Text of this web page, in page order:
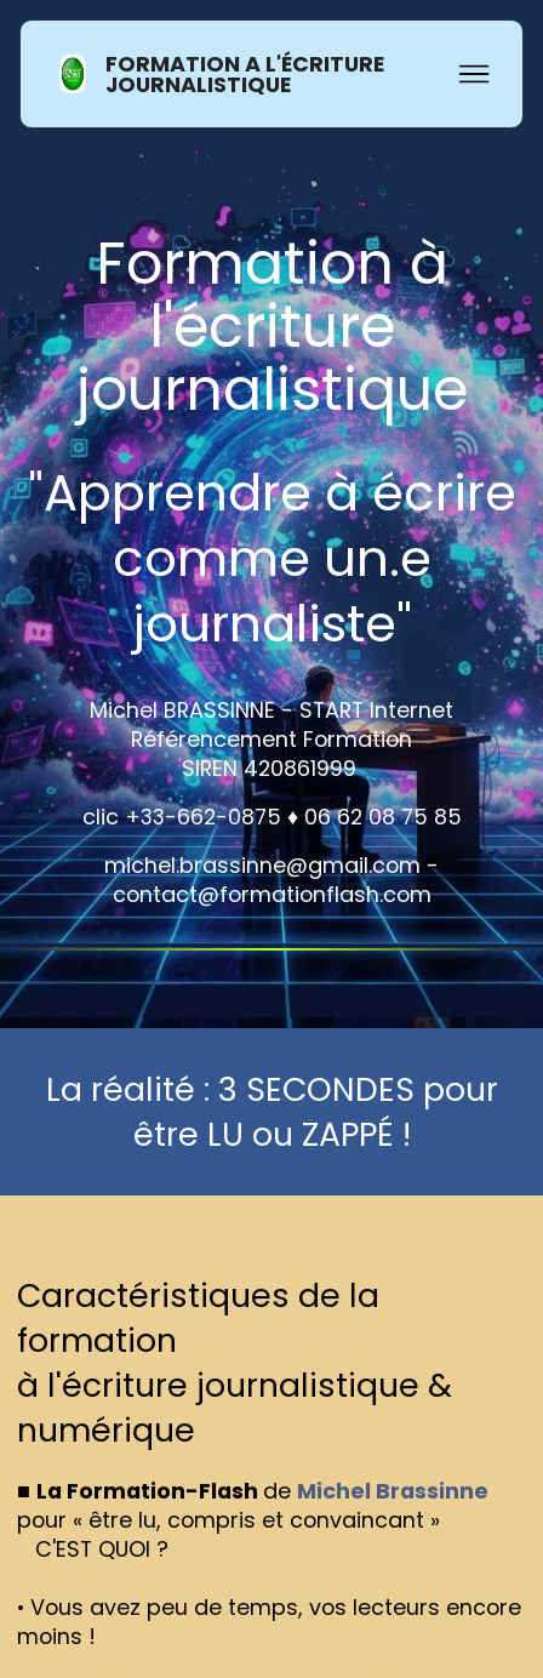
FORMATION A L'ÉCRITURE
JOURNALISTIQUE
Formation à
l'écriture
journalistique
"Apprendre à écrire
comme un.e
journaliste"
Michel BRASSINNE - START Internet
Référencement Formation
SIREN 420861999
clic+33-662-0875 ♦ 06 62 08 75 85
michel.brassinne@gmail.com -
contact@formationflash.com
La réalité : 3 SECONDES pour
être LU ou ZAPPÉ !
Caractéristiques de la
formation
à l'écriture journalistique &
numérique
■ La Formation-Flash de Michel Brassinne
pour « être lu, compris et convaincant »
C'EST QUOI ?
• Vous avez peu de temps, vos lecteurs encore
moins !